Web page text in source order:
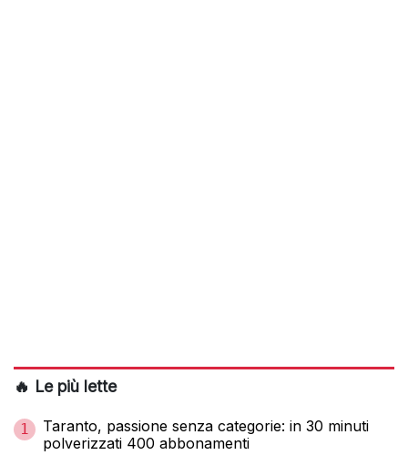
🔥 Le più lette
1
Taranto, passione senza categorie: in 30 minuti
polverizzati 400 abbonamenti